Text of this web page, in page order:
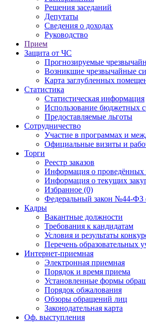
Решения заседаний
Депутаты
Сведения о доходах
Руководство
Прием
Защита от ЧС
Прогнозируемые
Возникшие чрезвычайные
Карта заглубленных
Статистика
Статистическая информация
Использование бюджетных
Предоставляемые льготы
Сотрудничество
Участие в программах и
Официальные визиты и
Торги
Реестр заказов
Информация о проведённых
Информация о текущих
Избранное (0)
Федеральный закон №44-ФЗ
Кадры
Вакантные должности
Требования к кандидатам
Условия и результаты
Перечень образовательных
Интернет-приемная
Электронная приемная
Порядок и время приема
Установленные формы
Порядок обжалования
Обзоры обращений лиц
Законодательная карта
Оф. выступления